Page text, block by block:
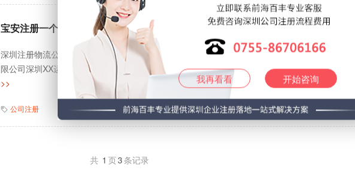
宝安注册一个物流公司要多少钱？
深圳注册物流公司所需材料、费用、流程、条件等详细信息如下：一、物流公司名称深圳XX物流
限公司深圳XX运输有限公司深圳XX货运有限公司二、深圳物流公司注册条件物流公司注册...
>>
公司注册 2020-
共 1 页3 条记录
我再看看 开始咨询